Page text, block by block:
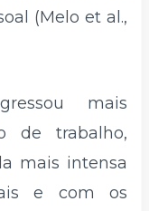
(Melo et al.,
mais
de trabalho,
mais intensa
e com os